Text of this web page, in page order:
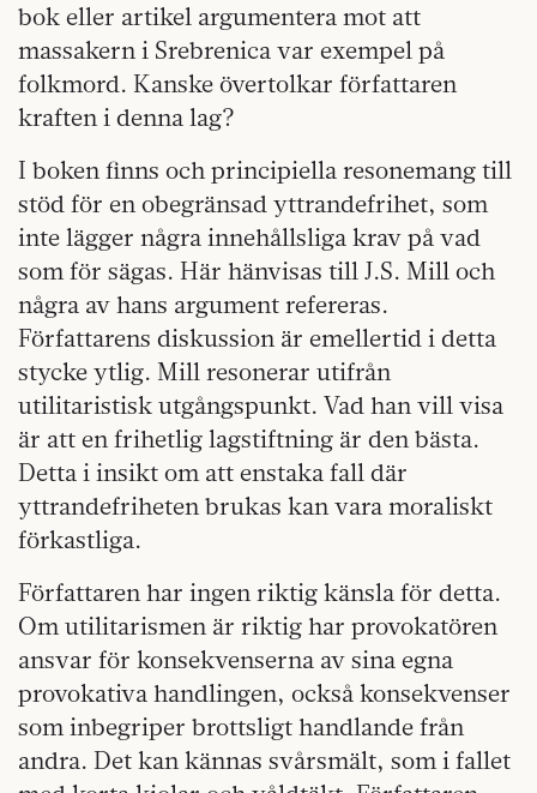
bok eller artikel argumentera mot att
massakern i Srebrenica var exempel på
folkmord. Kanske övertolkar författaren
kraften i denna lag?
I boken finns och principiella resonemang till
stöd för en obegränsad yttrandefrihet, som
inte lägger några innehållsliga krav på vad
som för sägas. Här hänvisas till J.S. Mill och
några av hans argument refereras.
Författarens diskussion är emellertid i detta
stycke ytlig. Mill resonerar utifrån
utilitaristisk utgångspunkt. Vad han vill visa
är att en frihetlig lagstiftning är den bästa.
Detta i insikt om att enstaka fall där
yttrandefriheten brukas kan vara moraliskt
förkastliga.
Författaren har ingen riktig känsla för detta.
Om utilitarismen är riktig har provokatören
ansvar för konsekvenserna av sina egna
provokativa handlingen, också konsekvenser
som inbegriper brottsligt handlande från
andra. Det kan kännas svårsmält, som i fallet